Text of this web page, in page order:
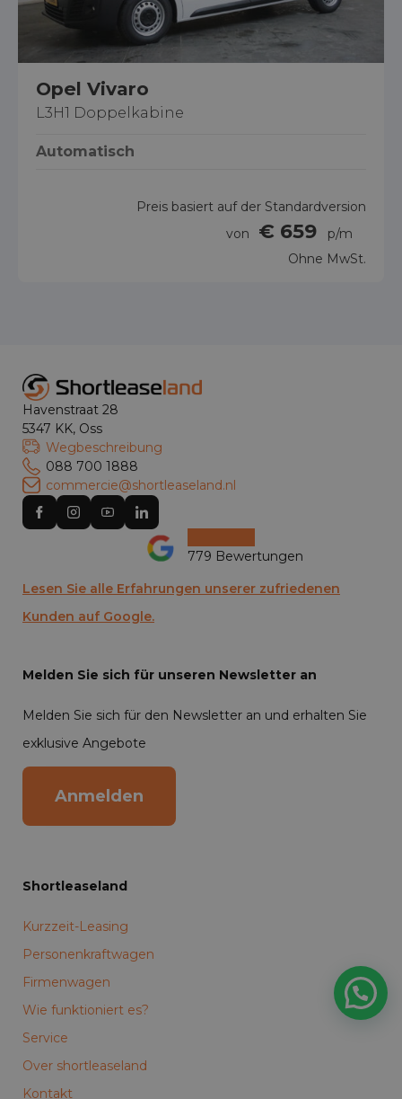
Opel Vivaro
L3H1 Doppelkabine
Automatisch
Preis basiert auf der Standardversion
von
€ 659
p/m
Ohne MwSt.
Havenstraat 28
5347 KK, Oss
Wegbeschreibung
088 700 1888
commercie@shortleaseland.nl
779 Bewertungen
Lesen Sie alle Erfahrungen unserer zufriedenen
Kunden auf Google.
Melden Sie sich für unseren Newsletter an
Melden Sie sich für den Newsletter an und erhalten Sie
exklusive Angebote
Anmelden
Shortleaseland
Kurzzeit-Leasing
Personenkraftwagen
Firmenwagen
Wie funktioniert es?
Service
Over shortleaseland
Kontakt